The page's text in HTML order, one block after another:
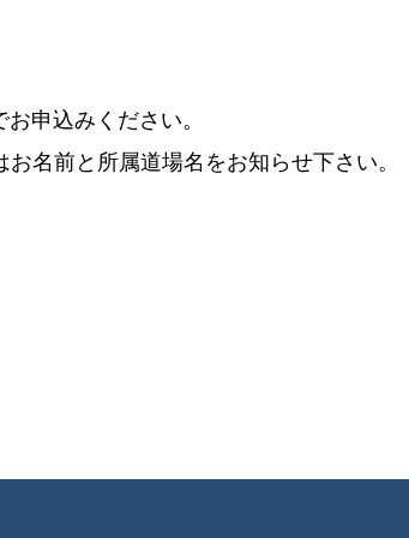
申込みください。
名前と所属道場名をお知らせ下さい。